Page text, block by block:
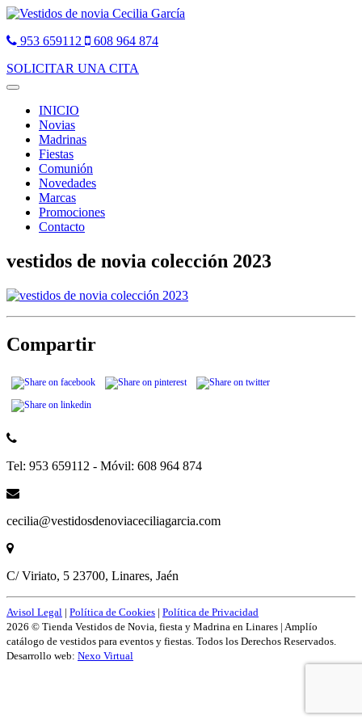
953 659112
608 964 874
SOLICITAR UNA CITA
Toggle
navigationINICIO
Novias
Madrinas
Fiestas
Comunión
Novedades
Marcas
Promociones
Contacto
vestidos de novia colección 2023
Compartir
Tel: 953 659112 - Móvil: 608 964 874
cecilia@vestidosdenoviaceciliagarcia.com
C/ Viriato, 5 23700, Linares, Jaén
Avisol Legal | Política de Cookies | Política de Privacidad
2026 © Tienda Vestidos de Novia, fiesta y Madrina en Linares | Amplío
catálogo de vestidos para eventos y fiestas. Todos los Derechos Reservados.
Desarrollo web: Nexo Virtual